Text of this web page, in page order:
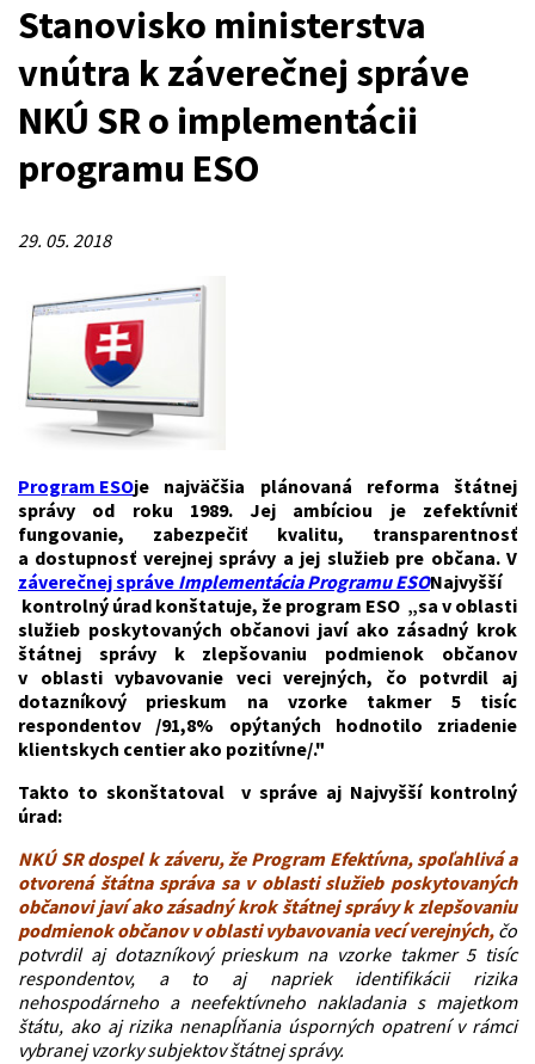
Stanovisko ministerstva
vnútra k záverečnej správe
NKÚ SR o implementácii
programu ESO
29. 05. 2018
Program ESOje najväčšia plánovaná reforma štátnej
správy od roku 1989. Jej ambíciou je zefektívniť
fungovanie, zabezpečiť kvalitu, transparentnosť
a dostupnosť verejnej správy a jej služieb pre občana. V
záverečnej správe Implementácia Programu ESONajvyšší
kontrolný úrad konštatuje, že program ESO „sa v oblasti
služieb poskytovaných občanovi javí ako zásadný krok
štátnej správy k zlepšovaniu podmienok občanov
v oblasti vybavovanie veci verejných, čo potvrdil aj
dotazníkový prieskum na vzorke takmer 5 tisíc
respondentov /91,8% opýtaných hodnotilo zriadenie
klientskych centier ako pozitívne/."
Takto to skonštatoval v správe aj Najvyšší kontrolný
úrad:
NKÚ SR dospel k záveru, že Program Efektívna, spoľahlivá a
otvorená štátna správa sa v oblasti služieb poskytovaných
občanovi javí ako zásadný krok štátnej správy k zlepšovaniu
podmienok občanov v oblasti vybavovania vecí verejných, čo
potvrdil aj dotazníkový prieskum na vzorke takmer 5 tisíc
respondentov, a to aj napriek identifikácii rizika
nehospodárneho a neefektívneho nakladania s majetkom
štátu, ako aj rizika nenapĺňania úsporných opatrení v rámci
vybranej vzorky subjektov štátnej správy.